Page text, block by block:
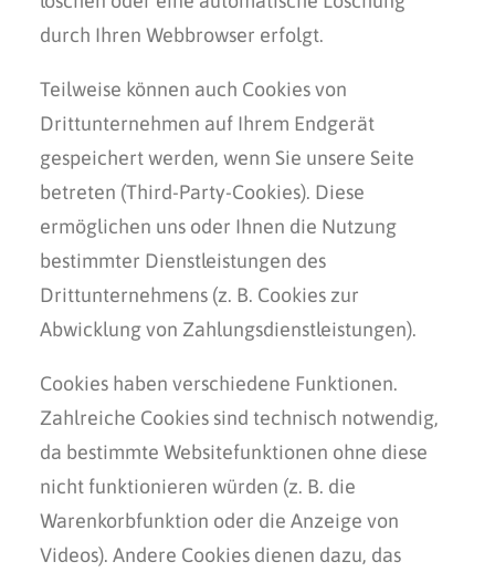
durch Ihren Webbrowser erfolgt.
Teilweise können auch Cookies von
Drittunternehmen auf Ihrem Endgerät
gespeichert werden, wenn Sie unsere Seite
betreten (Third-Party-Cookies). Diese
ermöglichen uns oder Ihnen die Nutzung
bestimmter Dienstleistungen des
Drittunternehmens (z. B. Cookies zur
Abwicklung von Zahlungsdienstleistungen).
Cookies haben verschiedene Funktionen.
Zahlreiche Cookies sind technisch notwendig,
da bestimmte Websitefunktionen ohne diese
nicht funktionieren würden (z. B. die
Warenkorbfunktion oder die Anzeige von
Videos). Andere Cookies dienen dazu, das